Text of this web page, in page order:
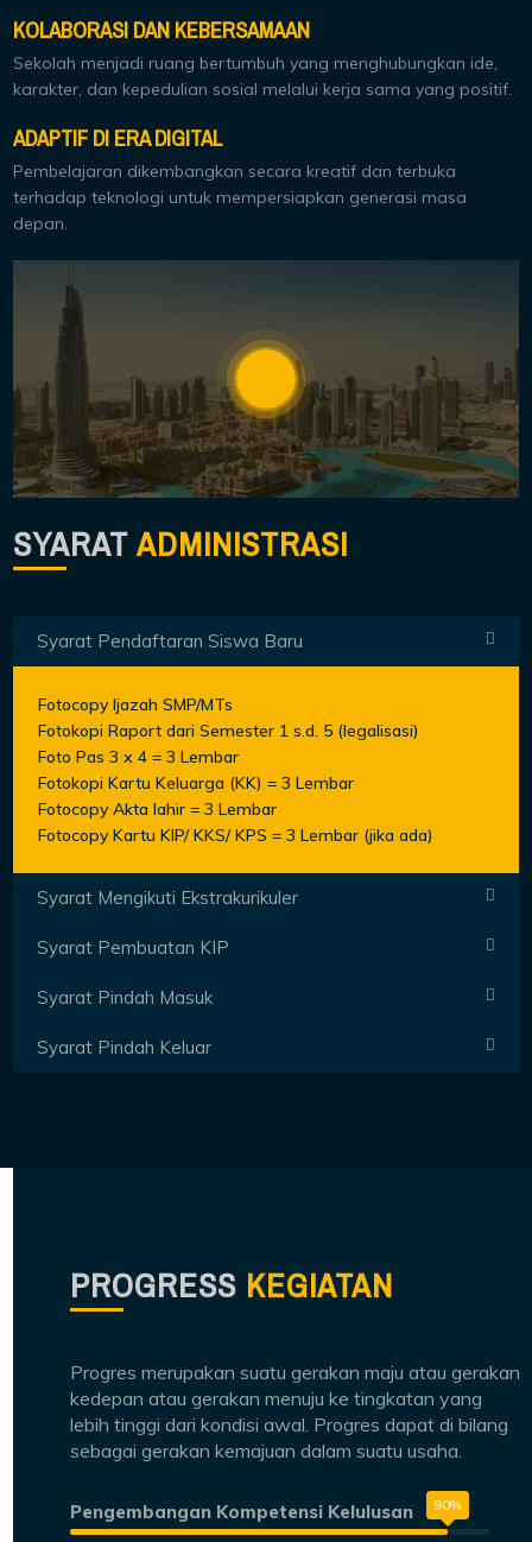
KOLABORASI DAN KEBERSAMAAN
Sekolah menjadi ruang bertumbuh yang menghubungkan ide,
karakter, dan kepedulian sosial melalui kerja sama yang positif.
ADAPTIF DI ERA DIGITAL
Pembelajaran dikembangkan secara kreatif dan terbuka
terhadap teknologi untuk mempersiapkan generasi masa
depan.
SYARATADMINISTRASI
Syarat Pendaftaran Siswa Baru
Fotocopy Ijazah SMP/MTs
Fotokopi Raport dari Semester 1 s.d. 5 (legalisasi)
Foto Pas 3 x 4 = 3 Lembar
Fotokopi Kartu Keluarga (KK) = 3 Lembar
Fotocopy Akta lahir = 3 Lembar
Fotocopy Kartu KIP/ KKS/ KPS = 3 Lembar (jika ada)
Syarat Mengikuti Ekstrakurikuler
Syarat Pembuatan KIP
Syarat Pindah Masuk
Syarat Pindah Keluar
PROGRESSKEGIATAN
Progres merupakan suatu gerakan maju atau gerakan
kedepan atau gerakan menuju ke tingkatan yang
lebih tinggi dari kondisi awal. Progres dapat di bilang
sebagai gerakan kemajuan dalam suatu usaha.
Pengembangan Kompetensi Kelulusan 90%